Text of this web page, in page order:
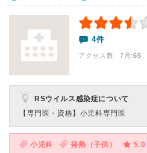
4件
アクセス数 7月:65
RSウイルス感染症について
【専門医・資格】 小児科専門医
小児科 発熱（子供）
5.0